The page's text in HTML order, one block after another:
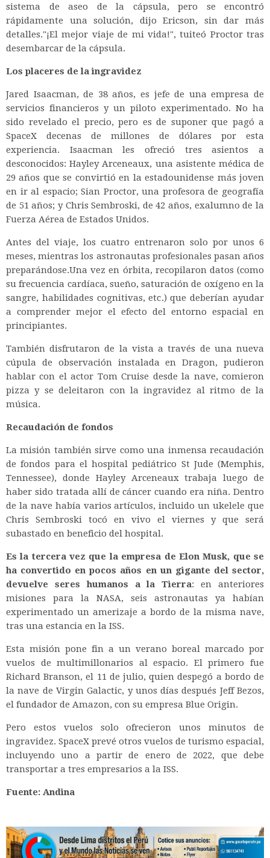
sistema de aseo de la cápsula, pero se encontró
rápidamente una solución, dijo Ericson, sin dar más
detalles."¡El mejor viaje de mi vida!", tuiteó Proctor tras
desembarcar de la cápsula.
Los placeres de la ingravidez
Jared Isaacman, de 38 años, es jefe de una empresa de
servicios financieros y un piloto experimentado. No ha
sido revelado el precio, pero es de suponer que pagó a
SpaceX decenas de millones de dólares por esta
experiencia. Isaacman les ofreció tres asientos a
desconocidos: Hayley Arceneaux, una asistente médica de
29 años que se convirtió en la estadounidense más joven
en ir al espacio; Sian Proctor, una profesora de geografía
de 51 años; y Chris Sembroski, de 42 años, exalumno de la
Fuerza Aérea de Estados Unidos.
Antes del viaje, los cuatro entrenaron solo por unos 6
meses, mientras los astronautas profesionales pasan años
preparándose.Una vez en órbita, recopilaron datos (como
su frecuencia cardíaca, sueño, saturación de oxígeno en la
sangre, habilidades cognitivas, etc.) que deberían ayudar
a comprender mejor el efecto del entorno espacial en
principiantes.
También disfrutaron de la vista a través de una nueva
cúpula de observación instalada en Dragon, pudieron
hablar con el actor Tom Cruise desde la nave, comieron
pizza y se deleitaron con la ingravidez al ritmo de la
música.
Recaudación de fondos
La misión también sirve como una inmensa recaudación
de fondos para el hospital pediátrico St Jude (Memphis,
Tennessee), donde Hayley Arceneaux trabaja luego de
haber sido tratada allí de cáncer cuando era niña. Dentro
de la nave había varios artículos, incluido un ukelele que
Chris Sembroski tocó en vivo el viernes y que será
subastado en beneficio del hospital.
Es la tercera vez que la empresa de Elon Musk, que se
ha convertido en pocos años en un gigante del sector,
devuelve seres humanos a la Tierra: en anteriores
misiones para la NASA, seis astronautas ya habían
experimentado un amerizaje a bordo de la misma nave,
tras una estancia en la ISS.
Esta misión pone fin a un verano boreal marcado por
vuelos de multimillonarios al espacio. El primero fue
Richard Branson, el 11 de julio, quien despegó a bordo de
la nave de Virgin Galactic, y unos días después Jeff Bezos,
el fundador de Amazon, con su empresa Blue Origin.
Pero estos vuelos solo ofrecieron unos minutos de
ingravidez. SpaceX prevé otros vuelos de turismo espacial,
incluyendo uno a partir de enero de 2022, que debe
transportar a tres empresarios a la ISS.
Fuente: Andina